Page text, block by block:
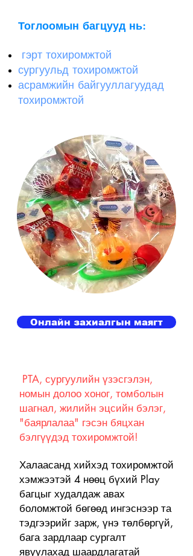
Тоглоомын багцууд нь:
гэрт тохиромжтой
сургуульд тохиромжтой
асрамжийн байгууллагуудад
тохиромжтой
Онлайн захиалгын маягт
PTA, сургуулийн үзэсгэлэн,
номын долоо хоног, томболын
шагнал, жилийн эцсийн бэлэг,
"баярлалаа" гэсэн бяцхан
бэлгүүдэд тохиромжтой!
Халаасанд хийхэд тохиромжтой
хэмжээтэй 4 нөөц бүхий Play
багцыг худалдаж авах
боломжтой бөгөөд ингэснээр та
тэдгээрийг зарж, үнэ төлбөргүй,
бага зардлаар сургалт
явуулахад шаардлагатай